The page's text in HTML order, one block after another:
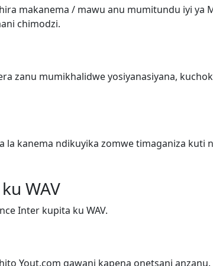
makanema / mawu anu mumitundu iyi ya
chimodzi.
zanu mumikhalidwe yosiyanasiyana,
la kanema ndikuyika zomwe timaganiza kuti
WAV
Inter kupita ku WAV.
Yout.com gawani kapena onetsani anzanu.